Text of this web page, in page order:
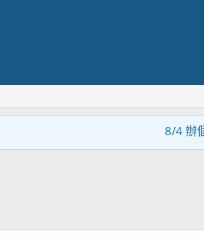
8/4 辦個